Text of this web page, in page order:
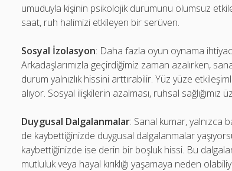
umuduyla kişinin psikolojik durumunu olumsuz
saat, ruh halimizi etkileyen bir serüven.
Sosyal İzolasyon: Daha fazla oyun oynama
Arkadaşlarımızla geçirdiğimiz zaman azalırken,
durum yalnızlık hissini arttırabilir. Yüz yüze
alıyor. Sosyal ilişkilerin azalması, ruhsal
Duygusal Dalgalanmalar: Sanal kumar, yalnızca
de kaybettiğinizde duygusal dalgalanmalar
kaybettiğinizde ise derin bir boşluk hissi. Bu
mutluluk veya hayal kırıklığı yaşamaya neden